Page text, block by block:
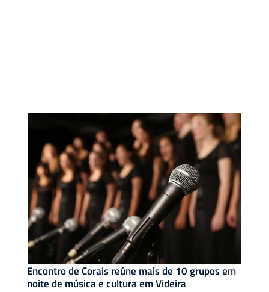
Encontro de Corais reúne mais de 10 grupos em
noite de música e cultura em Videira